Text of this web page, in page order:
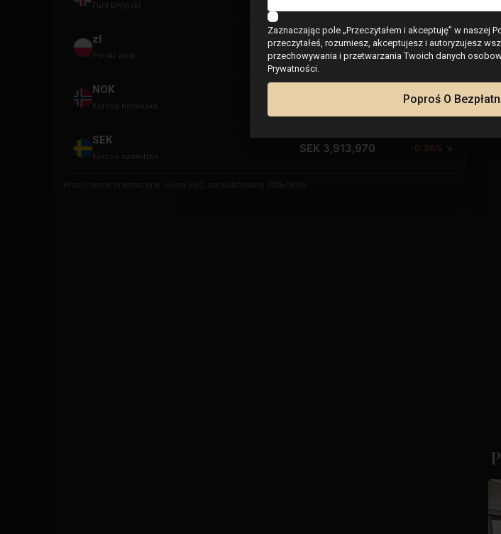
Funt brytyjski
zł
Polski złoty
PLN 1,537,242 -0.01% ↘
NOK
Korona norweska
-0.08% ↘
SEK
Korona szwedzka
SEK 3,913,970 -0.26% ↘
Zaznaczając pole „Przeczytałem i akceptuję” w naszej
przeczytałeś, rozumiesz, akceptujesz i autoryzujesz
przechowywania i przetwarzania Twoich danych
Prywatności.
Poproś O